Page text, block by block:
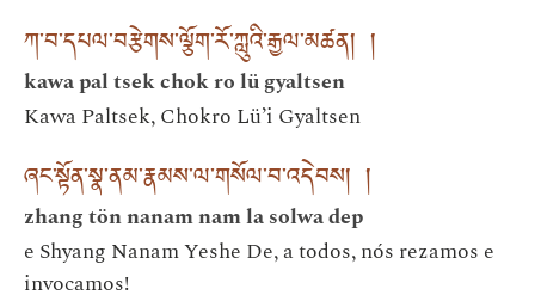
ཀ་བ་དཔལ་བརྩེགས་ལྕོག་རོ་ཀླུའི་རྒྱལ་མཚན། །
kawa pal tsek chok ro lü gyaltsen
Kawa Paltsek, Chokro Lü’i Gyaltsen
ཞང་སྟོན་སྣ་ནམ་རྣམས་ལ་གསོལ་བ་འདེབས། །
zhang tön nanam nam la solwa dep
e Shyang Nanam Yeshe De, a todos, nós rezamos e
invocamos!